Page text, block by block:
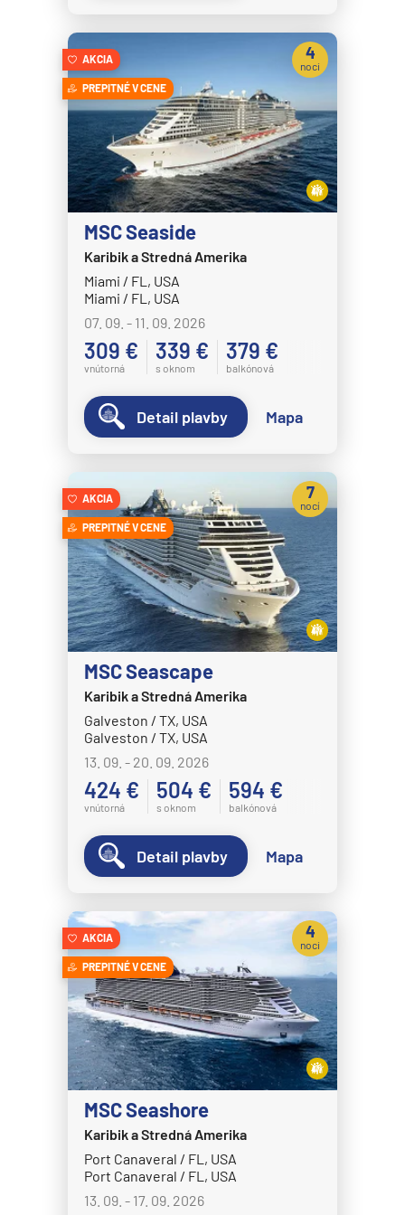
Crystal Symphony
Cunard Line
Queen Anne
Queen Elizabeth
Queen Mary 2
Queen Victoria
Disney Cruise Line
Disney Adventure
Disney Destiny
Disney Dream
Disney Fantasy
Disney Magic
Disney Treasure
Disney Wish
Explora Journeys
Explora I
Explora II
Explora III
Explora IV
Explora V
Explora VI
Hapag-Lloyd Cruises
HANSEATIC inspiration
HANSEATIC nature
HANSEATIC spirit
MS Europa
MS Europa 2
Holland America Line
MS Eurodam
MS Koningsdam
MS Nieuw Amsterdam
MS Nieuw Statendam
MS Noordam
MS Oosterdam
MS Rotterdam
MS Volendam
MS Westerdam
AKCIA
PREPITNÉ V CENE
MSC Seaside
Karibik a Stredná Amerika
Miami / FL, USA
Miami / FL, USA
07. 09. - 11. 09. 2026
309 €
vnútorná
339 €
s oknom
379 €
balkónová
4
noci
Detail plavby Mapa
AKCIA
PREPITNÉ V CENE
MSC Seascape
Karibik a Stredná Amerika
Galveston / TX, USA
Galveston / TX, USA
13. 09. - 20. 09. 2026
424 €
vnútorná
504 €
s oknom
594 €
balkónová
7
nocí
Detail plavby Mapa
AKCIA
PREPITNÉ V CENE
MSC Seashore
Karibik a Stredná Amerika
Port Canaveral / FL, USA
Port Canaveral / FL, USA
13. 09. - 17. 09. 2026
4
noci